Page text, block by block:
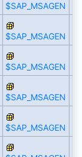
$SAP_MSAGEN
$SAP_MSAGEN
$SAP_MSAGEN
$SAP_MSAGEN
$SAP_MSAGEN